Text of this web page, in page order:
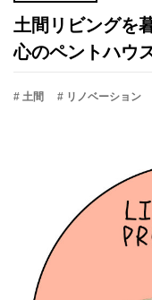
土間リビングを
心のペントハウ
# 土間 # リノベーション